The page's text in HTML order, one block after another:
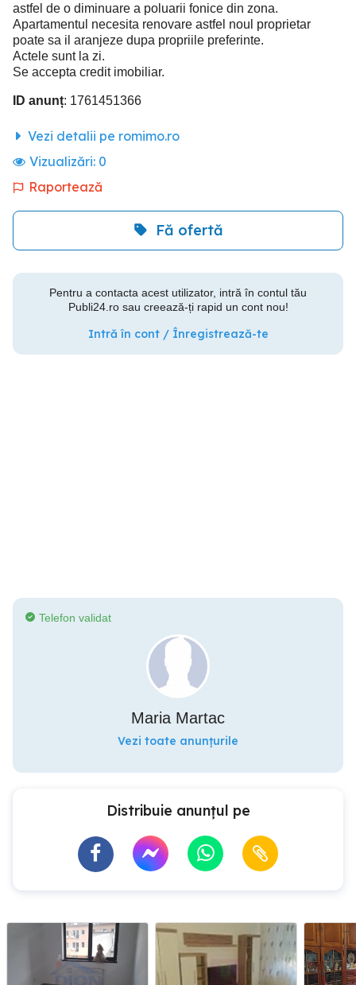
astfel de o diminuare a poluarii fonice din zona.
Apartamentul necesita renovare astfel noul proprietar
poate sa il aranjeze dupa propriile preferinte.
Actele sunt la zi.
Se accepta credit imobiliar.
ID anunț: 1761451366
Vezi detalii pe romimo.ro
Vizualizări: 0
Raportează
Fă ofertă
Pentru a contacta acest utilizator, intră în contul tău
Publi24.ro sau creează-ți rapid un cont nou!
Intră în cont / Înregistrează-te
Telefon validat
Maria Martac
Vezi toate anunțurile
Distribuie anunțul pe